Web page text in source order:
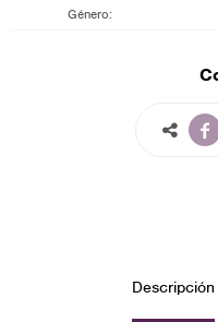
Género

Descripción